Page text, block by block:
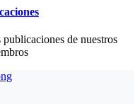
de nuestros